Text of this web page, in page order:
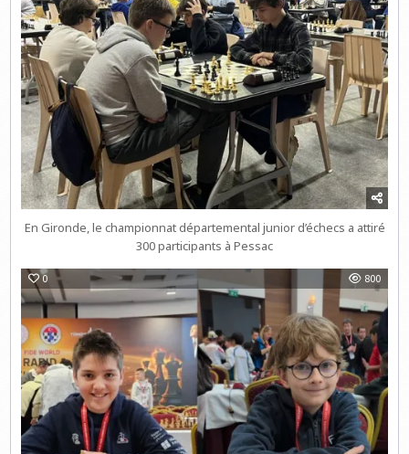
En Gironde, le championnat départemental junior d’échecs a attiré
300 participants à Pessac
0 800